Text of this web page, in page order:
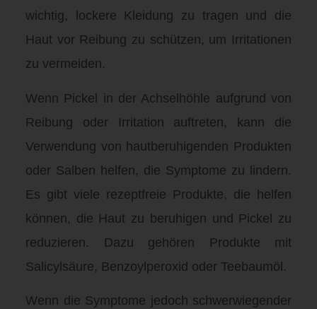
wichtig, lockere Kleidung zu tragen und die
Haut vor Reibung zu schützen, um Irritationen
zu vermeiden.
Wenn Pickel in der Achselhöhle aufgrund von
Reibung oder Irritation auftreten, kann die
Verwendung von hautberuhigenden Produkten
oder Salben helfen, die Symptome zu lindern.
Es gibt viele rezeptfreie Produkte, die helfen
können, die Haut zu beruhigen und Pickel zu
reduzieren. Dazu gehören Produkte mit
Salicylsäure, Benzoylperoxid oder Teebaumöl.
Wenn die Symptome jedoch schwerwiegender